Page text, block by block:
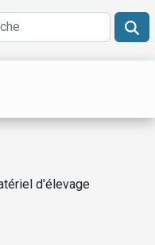
d'élevage